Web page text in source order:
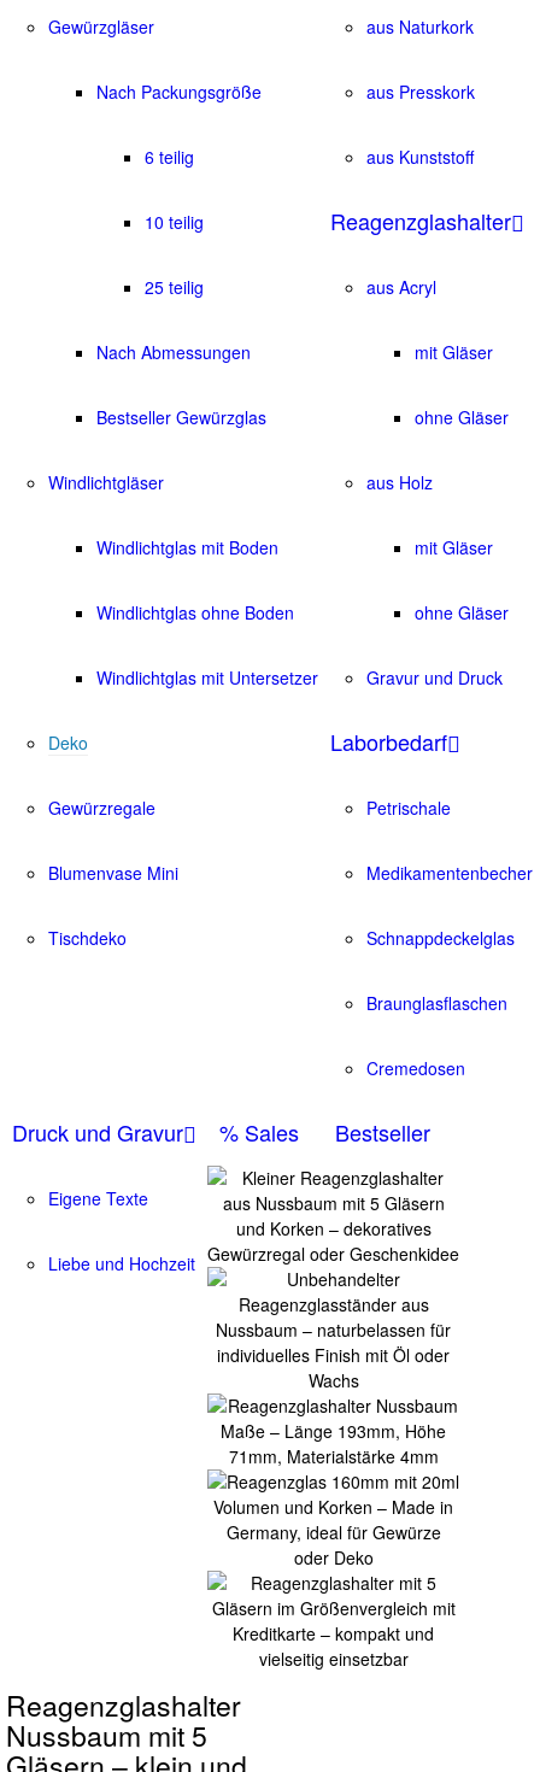
Gewürzgläser
Nach Packungsgröße
6 teilig
10 teilig
25 teilig
Nach Abmessungen
Bestseller Gewürzglas
Windlichtgläser
Windlichtglas mit Boden
Windlichtglas ohne Boden
Windlichtglas mit Untersetzer
Deko
Gewürzregale
Blumenvase Mini
Tischdeko
aus Naturkork
aus Presskork
aus Kunststoff
Reagenzglashalter
aus Acryl
mit Gläser
ohne Gläser
aus Holz
mit Gläser
ohne Gläser
Gravur und Druck
Laborbedarf
Petrischale
Medikamentenbecher
Schnappdeckelglas
Braunglasflaschen
Cremedosen
Druck und Gravur
Eigene Texte
Liebe und Hochzeit
% Sales Bestseller
Reagenzglashalter
Nussbaum mit 5